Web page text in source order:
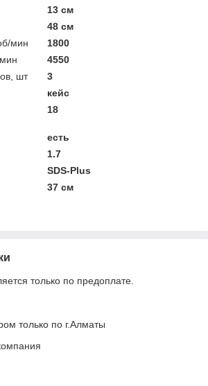
13 см
48 см
мин
1800
4550
шт
3
кейс
18
есть
1.7
SDS-Plus
37 см
только по предоплате.
только по г.Алматы